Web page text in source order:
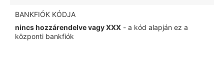
BANKFIÓK KÓDJA
nincs hozzárendelve vagy XXX - a kód alapján ez a
központi bankfiók